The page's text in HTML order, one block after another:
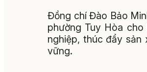
Đồng chí Đào Bảo
phường Tuy Hòa
nghiệp, thúc đẩy sản
vững.